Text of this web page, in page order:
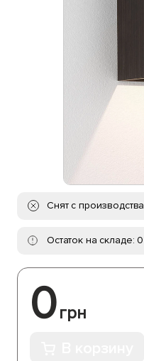
Снят с производства
Остаток на складе: 0
0грн